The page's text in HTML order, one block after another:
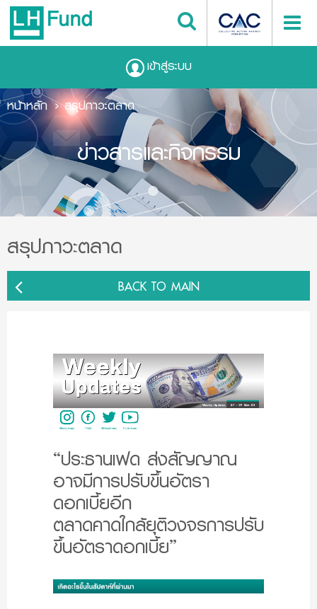
เข้าสู่ระบบ
ข่าวสารและกิจกรรม
หน้าหลัก สรุปภาวะตลาด
สรุปภาวะตลาด
BACK TO MAIN
“ประธานเฟด ส่งสัญญาณ
อาจมีการปรับขึ้นอัตรา
ดอกเบี้ยอีก
ตลาดคาดใกล้ยุติวงจรการปรับ
ขึ้นอัตราดอกเบี้ย”